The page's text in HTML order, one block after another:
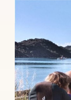
más
grande